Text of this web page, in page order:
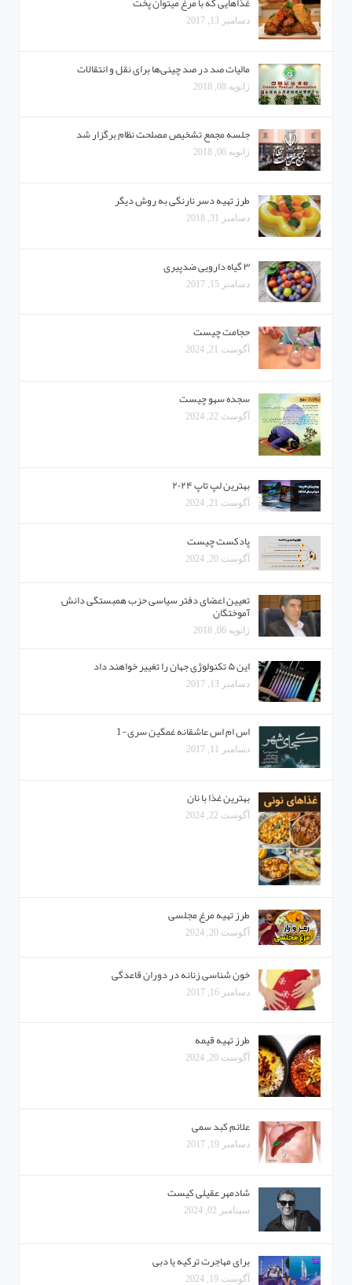
دسامبر 13, 2017
مالیات صد در صد چینی‌ها برای نقل و انتقالات
ژانویه 08, 2018
جلسه مجمع تشخیص مصلحت نظام برگزار شد
ژانویه 06, 2018
طرز تهیه دسر نارنگی به روش دیگر
دسامبر 31, 2018
۳ گیاه دارویی ضدپیری
دسامبر 15, 2017
حجامت چیست
آگوست 21, 2024
سجده سهو چیست
آگوست 22, 2024
بهترین لپ تاپ ۲۰۲۴
آگوست 21, 2024
پادکست چیست
آگوست 20, 2024
تعیین اعضای دفتر سیاسی حزب همبستگی دانش
آموختگان
ژانویه 06, 2018
این ۵ تکنولوژی جهان را تغییر خواهند داد
دسامبر 13, 2017
اس ام اس عاشقانه غمگین سری-1
دسامبر 11, 2017
بهترین غذا با نان
آگوست 22, 2024
طرز تهیه مرغ مجلسی
آگوست 20, 2024
خون شناسی زنانه در دوران قاعدگی
دسامبر 16, 2017
طرز تهیه قیمه
آگوست 20, 2024
علائم کبد سمی
دسامبر 19, 2017
شادمهر عقیلی کیست
سپتامبر 02, 2024
برای مهاجرت ترکیه یا دبی
آگوست 19, 2024